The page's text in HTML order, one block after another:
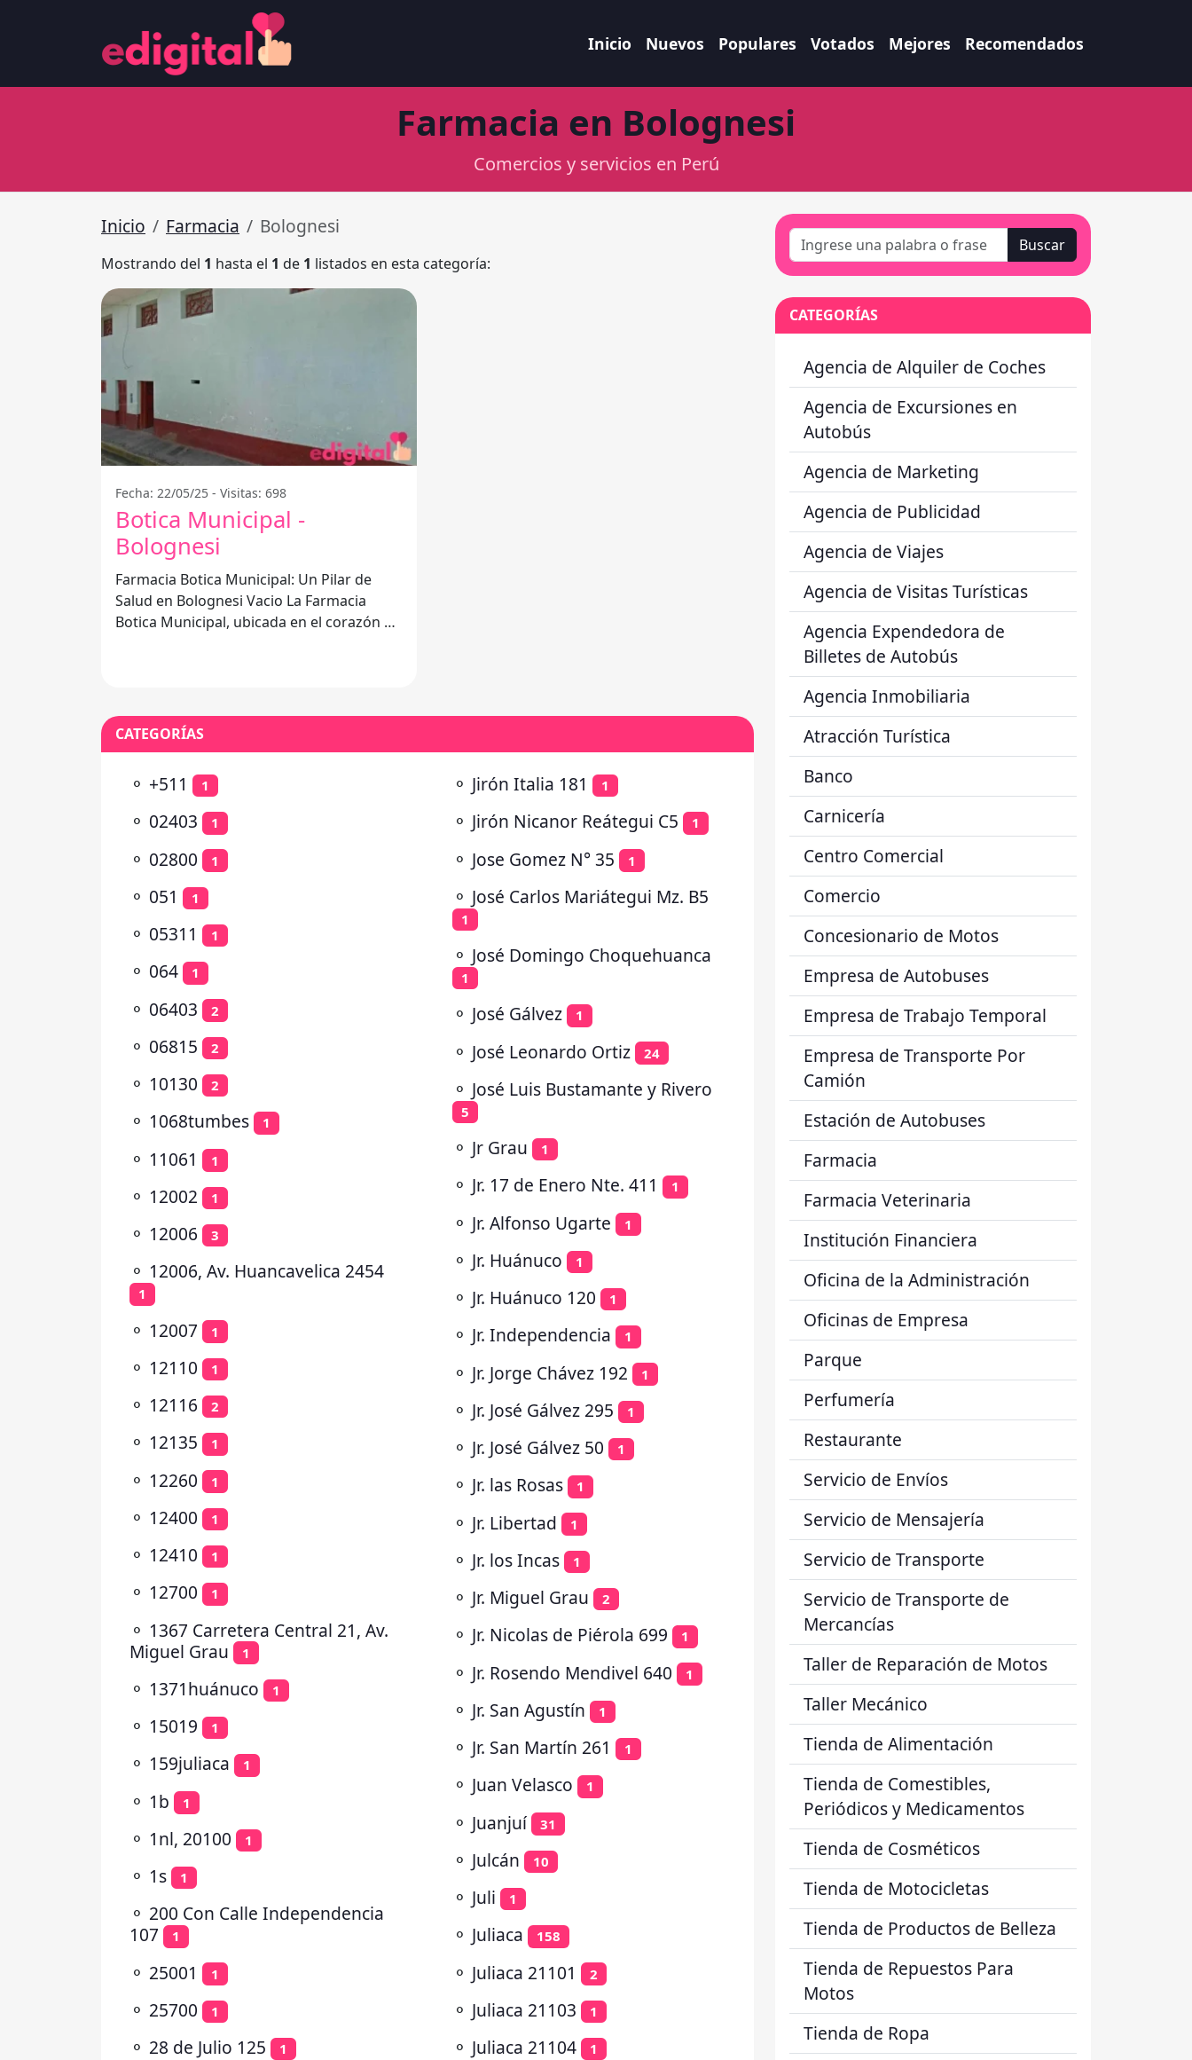
Inicio Nuevos Populares Votados Mejores Recomendados
Farmacia en Bolognesi
Comercios y servicios en Perú
Inicio Farmacia Bolognesi
Mostrando del 1 hasta el 1 de 1 listados en esta categoría:
Fecha: 22/05/25 - Visitas: 698
Botica Municipal -
Bolognesi
Farmacia Botica Municipal: Un Pilar de
Salud en Bolognesi Vacio La Farmacia
Botica Municipal, ubicada en el corazón de
CATEGORÍAS
⚬ +511 1
⚬ 02403 1
⚬ 02800 1
⚬ 051 1
⚬ 05311 1
⚬ 064 1
⚬ 06403 2
⚬ 06815 2
⚬ 10130 2
⚬ 1068tumbes 1
⚬ 11061 1
⚬ 12002 1
⚬ 12006 3
⚬ 12006, Av. Huancavelica 2454
1
⚬ 12007 1
⚬ 12110 1
⚬ 12116 2
⚬ 12135 1
⚬ 12260 1
⚬ 12400 1
⚬ 12410 1
⚬ 12700 1
⚬ 1367 Carretera Central 21, Av.
Miguel Grau
1
⚬ 1371huánuco 1
⚬ 15019 1
⚬ 159juliaca 1
⚬ 1b 1
⚬ 1nl, 20100 1
⚬ 1s 1
⚬ 200 Con Calle Independencia
107
1
⚬ 25001 1
⚬ 25700 1
⚬ 28 de Julio 125 1
⚬ Jirón Italia 181 1
⚬ Jirón Nicanor Reátegui C5 1
⚬ Jose Gomez N° 35 1
⚬ José Carlos Mariátegui Mz. B5
1
⚬ José Domingo Choquehuanca
1
⚬ José Gálvez 1
⚬ José Leonardo Ortiz 24
⚬ José Luis Bustamante y Rivero
5
⚬ Jr Grau 1
⚬ Jr. 17 de Enero Nte. 411 1
⚬ Jr. Alfonso Ugarte 1
⚬ Jr. Huánuco 1
⚬ Jr. Huánuco 120 1
⚬ Jr. Independencia 1
⚬ Jr. Jorge Chávez 192 1
⚬ Jr. José Gálvez 295 1
⚬ Jr. José Gálvez 50 1
⚬ Jr. las Rosas 1
⚬ Jr. Libertad 1
⚬ Jr. los Incas 1
⚬ Jr. Miguel Grau 2
⚬ Jr. Nicolas de Piérola 699 1
⚬ Jr. Rosendo Mendivel 640 1
⚬ Jr. San Agustín 1
⚬ Jr. San Martín 261 1
⚬ Juan Velasco 1
⚬ Juanjuí 31
⚬ Julcán 10
⚬ Juli 1
⚬ Juliaca 158
⚬ Juliaca 21101 2
⚬ Juliaca 21103 1
⚬ Juliaca 21104 1
Buscar
CATEGORÍAS
Agencia de Alquiler de Coches
Agencia de Excursiones en
Autobús
Agencia de Marketing
Agencia de Publicidad
Agencia de Viajes
Agencia de Visitas Turísticas
Agencia Expendedora de
Billetes de Autobús
Agencia Inmobiliaria
Atracción Turística
Banco
Carnicería
Centro Comercial
Comercio
Concesionario de Motos
Empresa de Autobuses
Empresa de Trabajo Temporal
Empresa de Transporte Por
Camión
Estación de Autobuses
Farmacia
Farmacia Veterinaria
Institución Financiera
Oficina de la Administración
Oficinas de Empresa
Parque
Perfumería
Restaurante
Servicio de Envíos
Servicio de Mensajería
Servicio de Transporte
Servicio de Transporte de
Mercancías
Taller de Reparación de Motos
Taller Mecánico
Tienda de Alimentación
Tienda de Comestibles,
Periódicos y Medicamentos
Tienda de Cosméticos
Tienda de Motocicletas
Tienda de Productos de Belleza
Tienda de Repuestos Para
Motos
Tienda de Ropa